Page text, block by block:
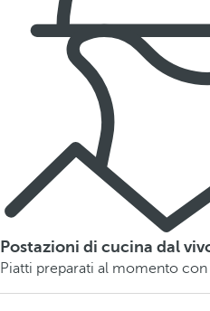
Postazioni di cucina dal
Piatti preparati al momento